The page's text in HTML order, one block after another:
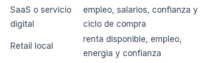
SaaS o servicio
digital
empleo, salarios, confianza y
ciclo de compra
Retail local
renta disponible, empleo,
energia y confianza